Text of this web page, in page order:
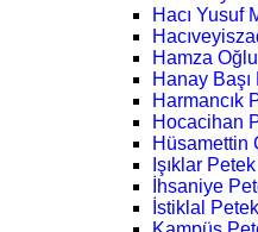
Hacı Yusuf
Hamza
Hanay
Harmancık
Hocacihan
Hüsamettin
Işıklar
İhsaniye
İstiklal